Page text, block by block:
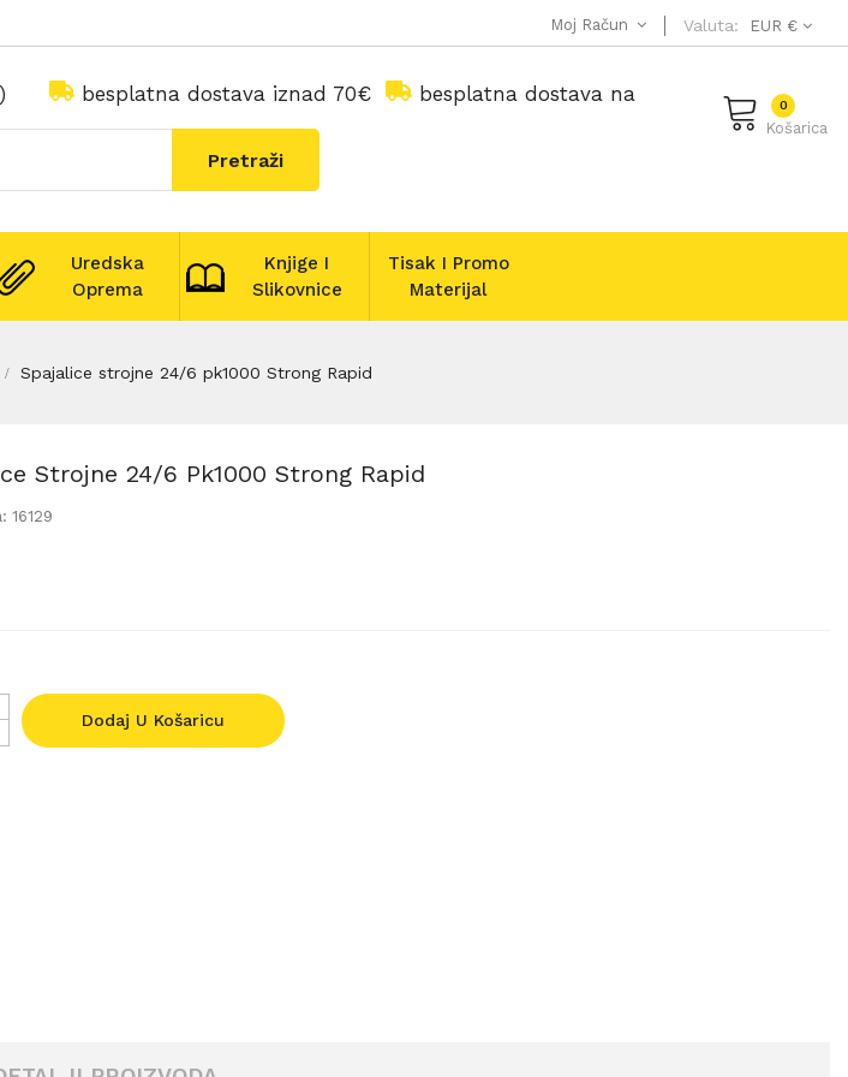
Valuta: EUR €
Moj Račun
Košarica
0
besplatna dostava iznad 70€
besplatna dostava na
Pretraži
Uredska
Oprema
Knjige I
Slikovnice
Tisak I Promo
Materijal
Spajalice strojne 24/6 pk1000 Strong Rapid
Strojne 24/6 Pk1000 Strong Rapid
16129
Dodaj U Košaricu